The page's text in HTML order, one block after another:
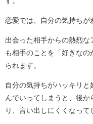
恋愛では、自分の気持ちが
出会った相手からの熱烈
も相手のことを「好きな
られます。
自分の気持ちがハッキリ
んでいってしまうと、後
り、言い出しにくくなって